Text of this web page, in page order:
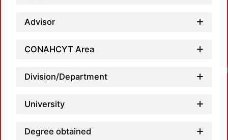
Advisor
CONAHCYT Area
Division/Department
University
Degree obtained